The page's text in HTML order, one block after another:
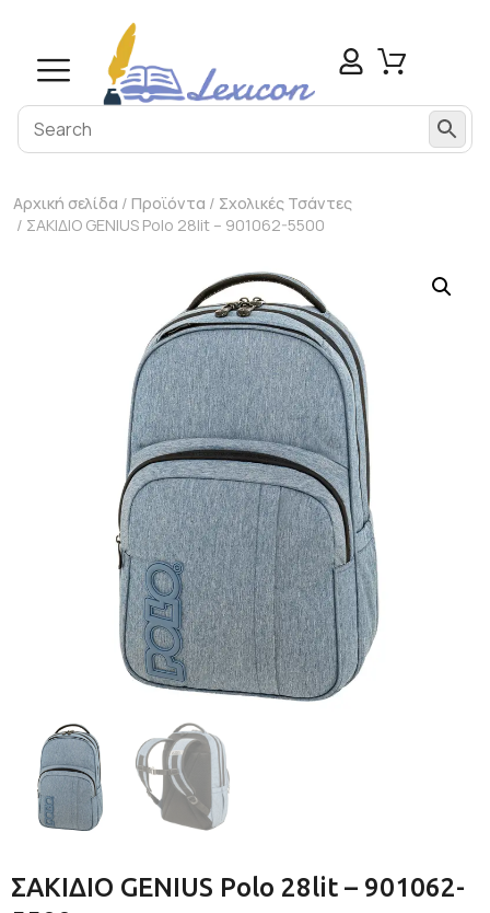
Αρχική σελίδα / Προϊόντα / Σχολικές Τσάντες
/ ΣΑΚΙΔΙΟ GENIUS Polo 28lit – 901062-5500
ΣΑΚΙΔΙΟ GENIUS Polo 28lit – 901062-